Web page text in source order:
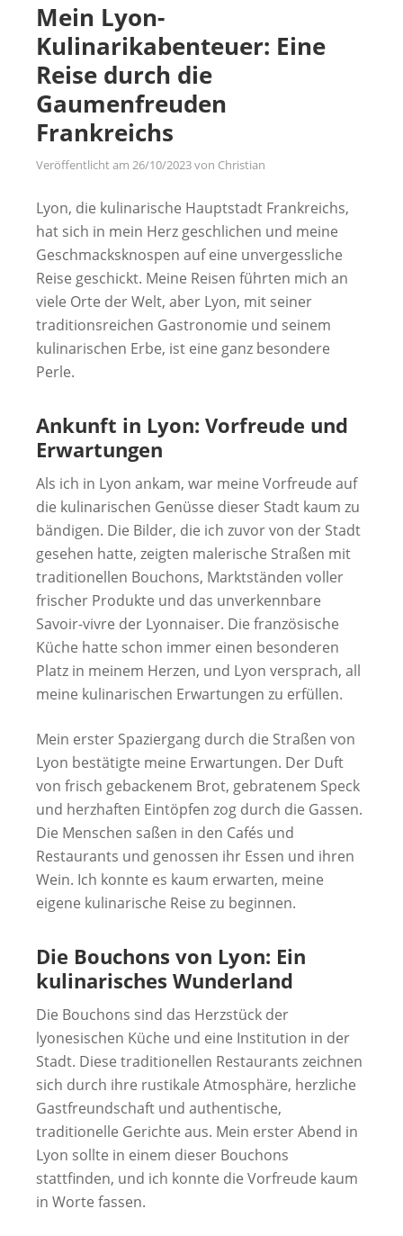
Mein Lyon-
Kulinarikabenteuer: Eine
Reise durch die
Gaumenfreuden
Frankreichs
Veröffentlicht am 26/10/2023von Christian
Lyon, die kulinarische Hauptstadt Frankreichs,
hat sich in mein Herz geschlichen und meine
Geschmacksknospen auf eine unvergessliche
Reise geschickt. Meine Reisen führten mich an
viele Orte der Welt, aber Lyon, mit seiner
traditionsreichen Gastronomie und seinem
kulinarischen Erbe, ist eine ganz besondere
Perle.
Ankunft in Lyon: Vorfreude und
Erwartungen
Als ich in Lyon ankam, war meine Vorfreude auf
die kulinarischen Genüsse dieser Stadt kaum zu
bändigen. Die Bilder, die ich zuvor von der Stadt
gesehen hatte, zeigten malerische Straßen mit
traditionellen Bouchons, Marktständen voller
frischer Produkte und das unverkennbare
Savoir-vivre der Lyonnaiser. Die französische
Küche hatte schon immer einen besonderen
Platz in meinem Herzen, und Lyon versprach, all
meine kulinarischen Erwartungen zu erfüllen.
Mein erster Spaziergang durch die Straßen von
Lyon bestätigte meine Erwartungen. Der Duft
von frisch gebackenem Brot, gebratenem Speck
und herzhaften Eintöpfen zog durch die Gassen.
Die Menschen saßen in den Cafés und
Restaurants und genossen ihr Essen und ihren
Wein. Ich konnte es kaum erwarten, meine
eigene kulinarische Reise zu beginnen.
Die Bouchons von Lyon: Ein
kulinarisches Wunderland
Die Bouchons sind das Herzstück der
lyonesischen Küche und eine Institution in der
Stadt. Diese traditionellen Restaurants zeichnen
sich durch ihre rustikale Atmosphäre, herzliche
Gastfreundschaft und authentische,
traditionelle Gerichte aus. Mein erster Abend in
Lyon sollte in einem dieser Bouchons
stattfinden, und ich konnte die Vorfreude kaum
in Worte fassen.